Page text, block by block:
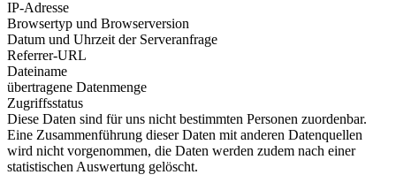
IP-Adresse
Browsertyp und Browserversion
Datum und Uhrzeit der Serveranfrage
Referrer-URL
Dateiname
übertragene Datenmenge
Zugriffsstatus
Diese Daten sind für uns nicht bestimmten Personen zuordenbar.
Eine Zusammenführung dieser Daten mit anderen Datenquellen
wird nicht vorgenommen, die Daten werden zudem nach einer
statistischen Auswertung gelöscht.